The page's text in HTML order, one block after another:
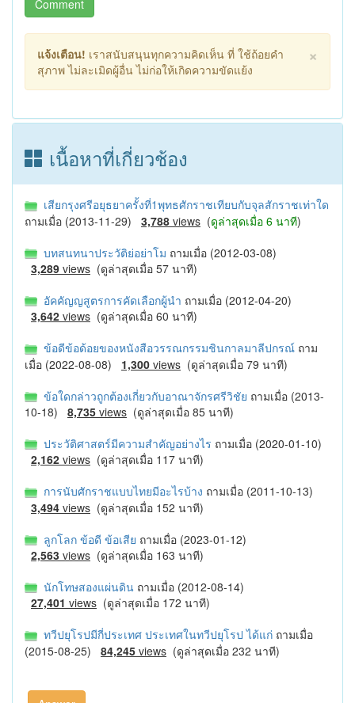
Comment
×
แจ้งเตือน! เราสนับสนุนทุกความคิดเห็น ที่ ใช้ถ้อยคำ
สุภาพ ไม่ละเมิดผู้อื่น ไม่ก่อให้เกิดความขัดแย้ง
เนื้อหาที่เกี่ยวช้อง
เสียกรุงศรีอยุธยาครั้งที่1พุทธศักราชเทียบกับจุลสักราชเท่าใด
ถามเมื่อ (2013-11-29) 3,788 views (ดูล่าสุดเมื่อ 6 นาที)
บทสนทนาประวัติย่อย่าโม ถามเมื่อ (2012-03-08)
3,289 views (ดูล่าสุดเมื่อ 57 นาที)
อัคคัญญสูตรการคัดเลือกผู้นำ ถามเมื่อ (2012-04-20)
3,642 views (ดูล่าสุดเมื่อ 60 นาที)
ข้อดีข้อด้อยของหนังสือวรรณกรรมชินกาลมาลีปกรณ์ ถาม
เมื่อ (2022-08-08) 1,300 views (ดูล่าสุดเมื่อ 79 นาที)
ข้อใดกล่าวถูกต้องเกี่ยวกับอาณาจักรศรีวิชัย ถามเมื่อ (2013-
10-18) 8,735 views (ดูล่าสุดเมื่อ 85 นาที)
ประวัติศาสตร์มีความสําคัญอย่างไร ถามเมื่อ (2020-01-10)
2,162 views (ดูล่าสุดเมื่อ 117 นาที)
การนับศักราชแบบไทยมีอะไรบ้าง ถามเมื่อ (2011-10-13)
3,494 views (ดูล่าสุดเมื่อ 152 นาที)
ลูกโลก ข้อดี ข้อเสีย ถามเมื่อ (2023-01-12)
2,563 views (ดูล่าสุดเมื่อ 163 นาที)
นักโทษสองแผ่นดิน ถามเมื่อ (2012-08-14)
27,401 views (ดูล่าสุดเมื่อ 172 นาที)
ทวีปยุโรปมีกี่ประเทศ ประเทศในทวีปยุโรป ได้แก่ ถามเมื่อ
(2015-08-25) 84,245 views (ดูล่าสุดเมื่อ 232 นาที)